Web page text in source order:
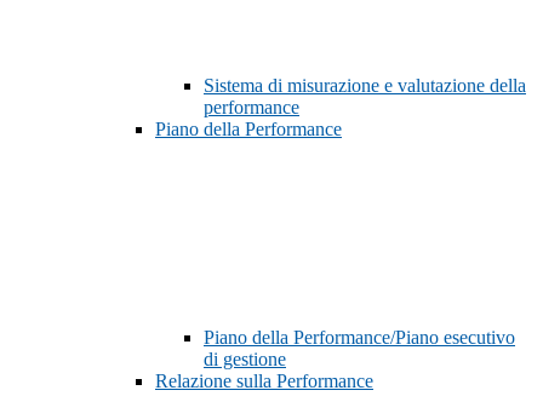
Sistema di misurazione e valutazione della
performance
Piano della Performance
Piano della Performance/Piano esecutivo
di gestione
Relazione sulla Performance